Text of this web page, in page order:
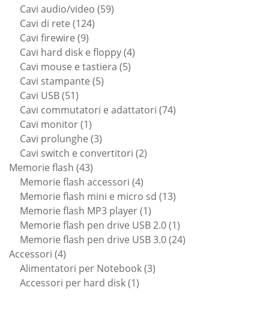
Cavi audio/video 5959
Cavi di rete 124124
Cavi firewire 99
prodotti
Cavi hard disk e floppy 44
Cavi mouse e tastiera 55
Cavi stampante 55
Cavi USB 5151
prodotti
Cavi commutatori e adattatori 7474
Cavi monitor 11
prodotto
Cavi prolunghe 33
prodotti
Cavi switch e convertitori 22
Memorie flash 4343
prodotti
Memorie flash accessori 44
prodotti
Memorie flash mini e micro sd 1313
Memorie flash MP3 player 11
prodotto
Memorie flash pen drive USB 2.0 11
prodotto
Memorie flash pen drive USB 3.0 2424
Accessori 44
prodotti
Alimentatori per Notebook 33
Accessori per hard disk 11